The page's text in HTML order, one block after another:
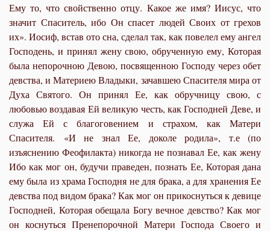
Ему то, что свойственно отцу. Какое же имя? Иисус, что
значит Спаситель, ибо Он спасет людей Своих от грехов
их». Иосиф, встав ото сна, сделал так, как повелел ему ангел
Господень, и принял жену свою, обрученную ему, Которая
была непорочною Девою, посвященною Господу через обет
девства, и Материею Владыки, зачавшею Спасителя мира от
Духа Святого. Он принял Ее, как обручницу свою, с
любовью воздавая Ей великую честь, как Господней Деве, и
служа Ей с благоговением и страхом, как Матери
Спасителя. «И не знал Ее, доколе родила», т.е (по
изъяснению Феофилакта) никогда не познавал Ее, как жену
Ибо как мог он, будучи праведен, познать Ее, Которая дана
ему была из храма Господня не для брака, а для хранения Ее
девства под видом брака? Как мог он прикоснуться к девице
Господней, Которая обещала Богу вечное девство? Как мог
он коснуться Пренепорочной Матери Господа Своего и